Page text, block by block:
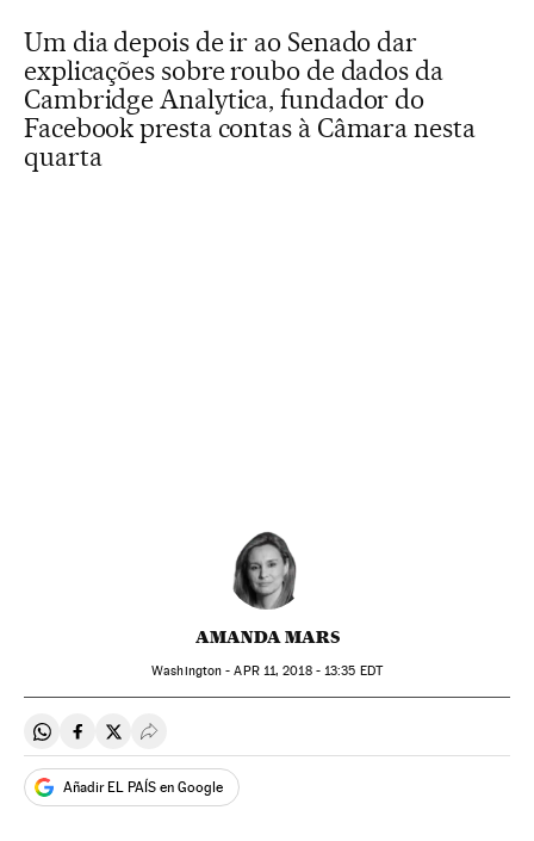
Um dia depois de ir ao Senado dar
explicações sobre roubo de dados da
Cambridge Analytica, fundador do
Facebook presta contas à Câmara nesta
quarta
AMANDA MARS
Washington -APR11, 2018 - 13:35 EDT
Compartir en Whatsapp
Compartir en Facebook
Compartir en Twitter
Desplegar Redes Sociales
Añadir EL PAÍS en Google